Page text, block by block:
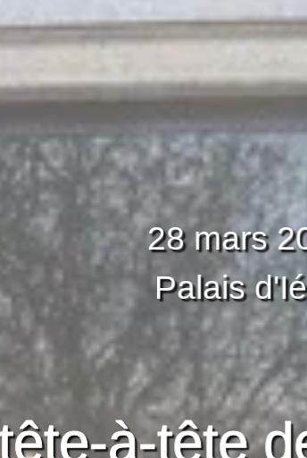
28 mars
Palais
à-tête